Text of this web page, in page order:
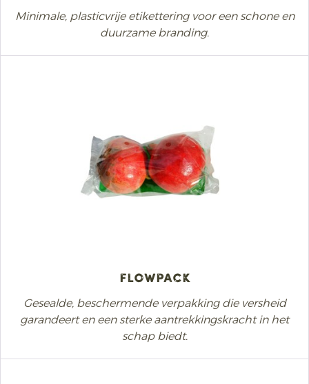
Minimale, plasticvrije etikettering voor een schone en
duurzame branding.
Flowpack
Gesealde, beschermende verpakking die versheid
garandeert en een sterke aantrekkingskracht in het
schap biedt.